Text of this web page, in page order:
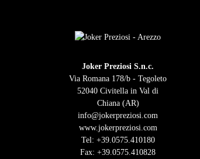
Joker Preziosi S.n.c.
Via Romana 178/b - Tegoleto
52040 Civitella in Val di
Chiana (AR)
info@jokerpreziosi.com
www.jokerpreziosi.com
Tel: +39.0575.410180
Fax: +39.0575.410828